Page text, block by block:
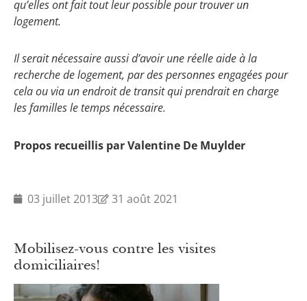
qu’elles ont fait tout leur possible pour trouver un
logement.
Il serait nécessaire aussi d’avoir une réelle aide à la
recherche de logement, par des personnes engagées pour
cela ou via un endroit de transit qui prendrait en charge
les familles le temps nécessaire.
Propos recueillis par Valentine De Muylder
03 juillet 2013 31 août 2021
Mobilisez-vous contre les visites
domiciliaires!